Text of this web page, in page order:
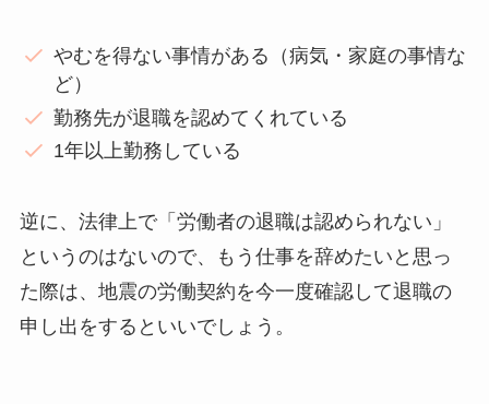
やむを得ない事情がある（病気・家庭の事情な
ど）
勤務先が退職を認めてくれている
1年以上勤務している
逆に、法律上で「労働者の退職は認められない」
というのはないので、もう仕事を辞めたいと思っ
た際は、地震の労働契約を今一度確認して退職の
申し出をするといいでしょう。